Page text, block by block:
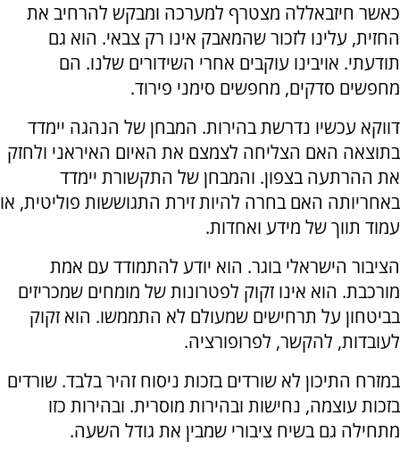
כאשר חיזבאללה מצטרף למערכה ומבקש להרחיב את
החזית, עלינו לזכור שהמאבק אינו רק צבאי. הוא גם
תודעתי. אויבינו עוקבים אחרי השידורים שלנו. הם
מחפשים סדקים, מחפשים סימני פירוד.
דווקא עכשיו נדרשת בהירות. המבחן של הנהגה יימדד
בתוצאה האם הצליחה לצמצם את האיום האיראני ולחזק
את ההרתעה בצפון. והמבחן של התקשורת יימדד
באחריותה האם בחרה להיות זירת התגוששות פוליטית, או
עמוד תווך של מידע ואחדות.
הציבור הישראלי בוגר. הוא יודע להתמודד עם אמת
מורכבת. הוא אינו זקוק לפטרונות של מומחים שמכריזים
בביטחון על תרחישים שמעולם לא התממשו. הוא זקוק
לעובדות, להקשר, לפרופורציה.
במזרח התיכון לא שורדים בזכות ניסוח זהיר בלבד. שורדים
בזכות עוצמה, נחישות ובהירות מוסרית. ובהירות כזו
מתחילה גם בשיח ציבורי שמבין את גודל השעה.